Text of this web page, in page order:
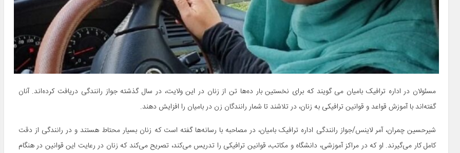
مسئولان در اداره ترافیک بامیان می گویند که برای نخستین بار ده‌ها تن از زنان در این ولایت، در سال گذشته جواز رانندگی دریافت کرده‌اند. آنان
گفته‌اند با آموزش قواعد و قوانین ترافیکی به زنان، در تلاشند تا شمار رانندگان زن در بامیان را افزایش دهند.
شیرحسین چمران، آمر لاینس/جواز رانندگی اداره ترافیک بامیان، در مصاحبه با رسانه‌ها گفته است که زنان بسیار محتاط هستند و در رانندگی از دقت
کامل کار می‌گیرند. او که در مراکز آموزشی، دانشگاه و مکاتب، قوانین ترافیکی را تدریس می‌کند، تصریح می‌کند که زنان در رعایت این قوانین در هنگام